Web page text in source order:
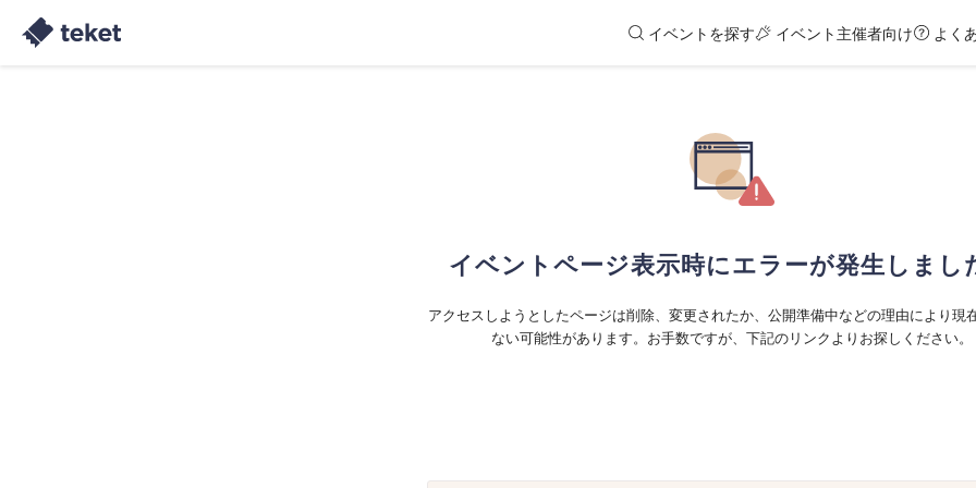
イベントを探す イベント主催者向け よく
イベントページ表示時にエラーが発生しまし
アクセスしようとしたページは削除、変更されたか、公開準備中などの理由により現
ない可能性があります。お手数ですが、下記のリンクよりお探しください。